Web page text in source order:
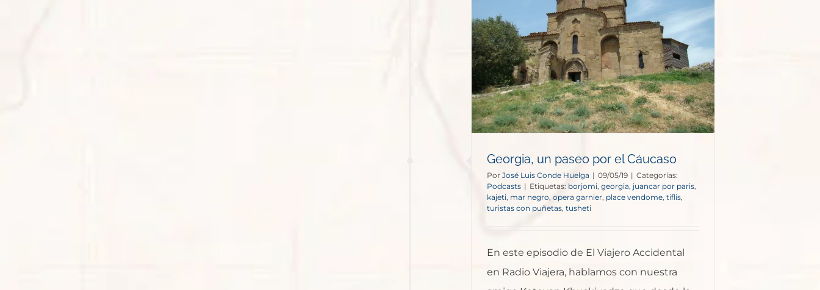
Georgia, un paseo por el Cáucaso
Por José Luis Conde Huelga | 09/05/19 | Categorías:
Podcasts | Etiquetas: borjomi georgia juancar por paris
kajeti mar negro, opera garnier place vendome tiflis
turistas con puñetas tusheti
En este episodio de El Viajero Accidental
en Radio Viajera, hablamos con nuestra